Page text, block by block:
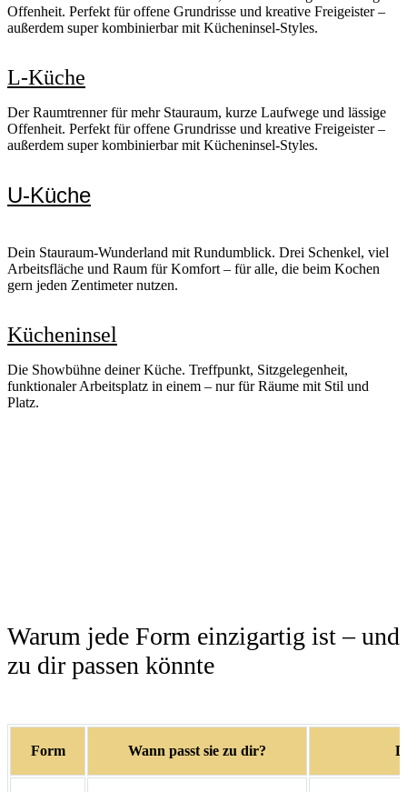
Offenheit. Perfekt für offene Grundrisse und kreative Freigeister –
außerdem super kombinierbar mit Kücheninsel-Styles.
L-Küche
Der Raumtrenner für mehr Stauraum, kurze Laufwege und lässige
Offenheit. Perfekt für offene Grundrisse und kreative Freigeister –
außerdem super kombinierbar mit Kücheninsel-Styles.
U-Küche
Dein Stauraum-Wunderland mit Rundumblick. Drei Schenkel, viel
Arbeitsfläche und Raum für Komfort – für alle, die beim Kochen
gern jeden Zentimeter nutzen.
Kücheninsel
Die Showbühne deiner Küche. Treffpunkt, Sitzgelegenheit,
funktionaler Arbeitsplatz in einem – nur für Räume mit Stil und
Platz.
Warum jede Form einzigartig ist – und
zu dir passen könnte
Form Wann passt sie zu dir?